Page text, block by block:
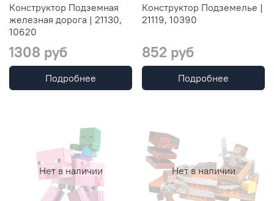
Конструктор Подземная
железная дорога | 21130,
10620
1308 руб
Подробнее
Конструктор Подземелье |
21119, 10390
852 руб
Подробнее
Нет в наличии Нет в наличии